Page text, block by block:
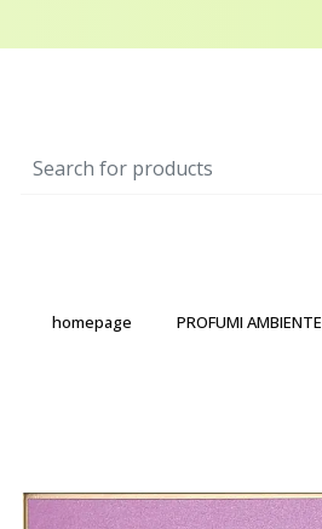
homepage PROFUMI AMBIENTE